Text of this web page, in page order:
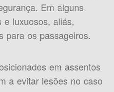
Em alguns
e luxuosos, aliás,
para os passageiros.
em assentos
a evitar lesões no caso